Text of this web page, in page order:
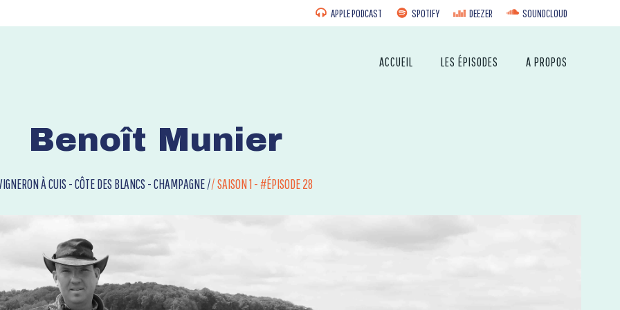
APPLE PODCAST SPOTIFY DEEZER SOUNDCLOUD
ACCUEIL LES ÉPISODES A PROPOS
Benoît Munier
À CUIS - CÔTE DES BLANCS - CHAMPAGNE //SAISON 1 - #ÉPISODE 28